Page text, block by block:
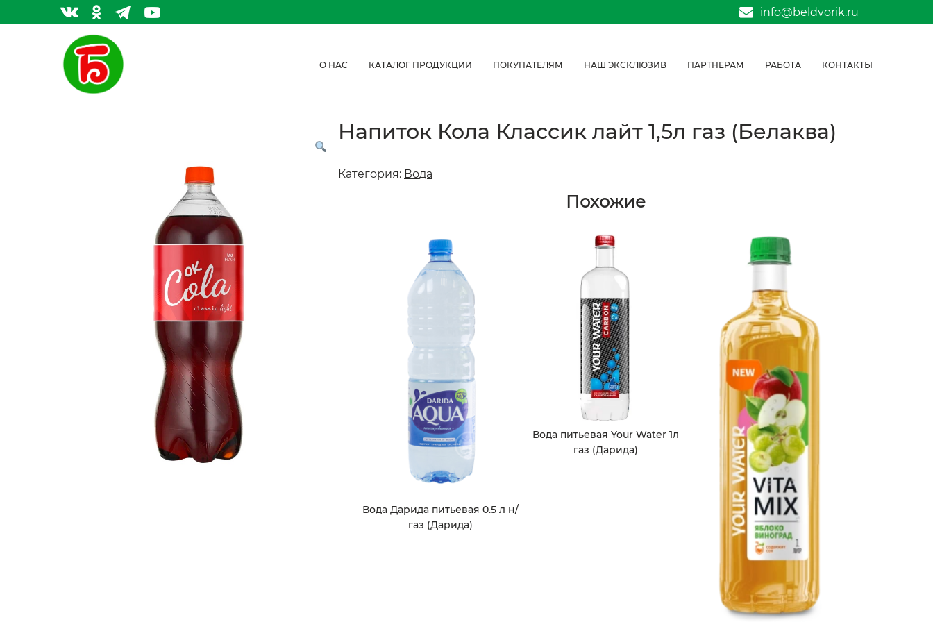
info@beldvorik.ru
О НАС КАТАЛОГ ПРОДУКЦИИ ПОКУПАТЕЛЯМ НАШ ЭКСКЛЮЗИВ ПАРТНЕРАМ РАБОТА КОНТАКТЫ
Напиток Кола Классик лайт 1,5л газ (Белаква)
Категория: Вода
Похожие
Вода Дарида питьевая 0.5 л н/
газ (Дарида)
Вода питьевая Your Water 1л
газ (Дарида)